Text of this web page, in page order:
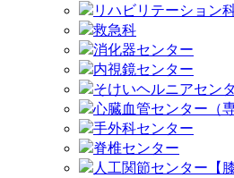
リハビリテーション
救急科
消化器センター
内視鏡センター
そけいヘルニアセン
心臓血管センター（
手外科センター
脊椎センター
人工関節センター【